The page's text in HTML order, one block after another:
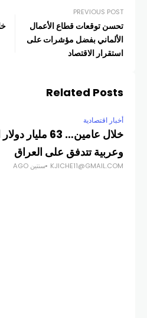
PREVIOUS POST
تحسن توقعات قطاع الأعمال
الألماني بفضل مؤشرات على
استقرار الاقتصاد
Related Posts
أخبار اقتصادية
خلال عامين… 63
وعربية تتدفق على العراق
KJICHE11@GMAIL.COM سنتين AGO